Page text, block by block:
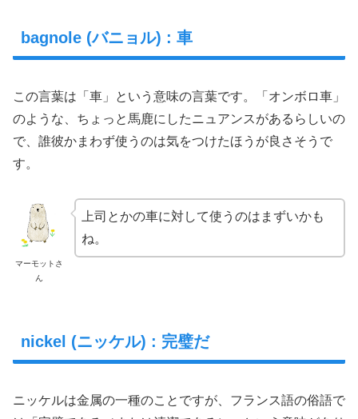
bagnole (バニョル) : 車
この言葉は「車」という意味の言葉です。「オンボロ車」
のような、ちょっと馬鹿にしたニュアンスがあるらしいの
で、誰彼かまわず使うのは気をつけたほうが良さそうで
す。
マーモットさ
ん
上司とかの車に対して使うのはまずいかも
ね。
nickel (ニッケル) : 完璧だ
ニッケルは金属の一種のことですが、フランス語の俗語で